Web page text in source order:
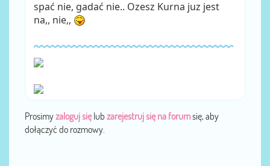
spać nie, gadać nie.. Ozesz Kurna juz jest
na,, nie,,
Prosimyzaloguj sięlub zarejestruj się na forumsię, aby
dołączyć do rozmowy.